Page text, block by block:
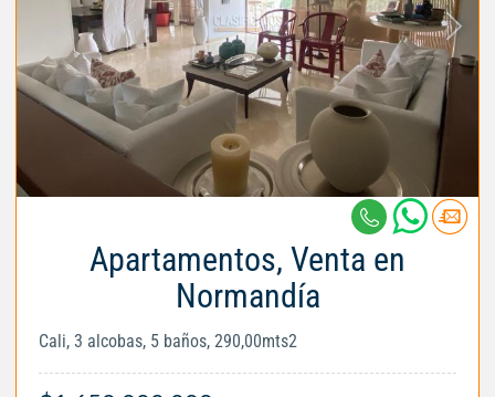
Apartamentos, Venta en
Normandía
Cali, 3 alcobas, 5 baños, 290,00mts2